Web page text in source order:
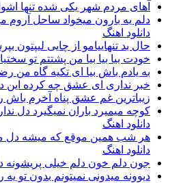
آهای مردم شهر یکی شده تنها
دلم یه بارون میخواد ساحل آروم
دانلود اهنگ
حال بد تنهاییامو از چایی لیپتون
خودت بیا بیا بیا من پشتتم تو
به یادم باش بیا ای تکیه گاه من
خبر نداری ای عشق چه کرده این
زیباترین غم عشق پناه آخرم باش
کوچه میمیرد باران نمیگیرد دل
دانلود اهنگ
هر شب همین موقع که میشه دل
دانلود اهنگ
جون دلم خون دلم خیلی پریشونه
دیوونه میدونی نمیتونم بدون تو